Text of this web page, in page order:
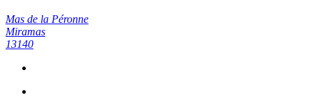
Mas de la Péronne
Miramas
13140